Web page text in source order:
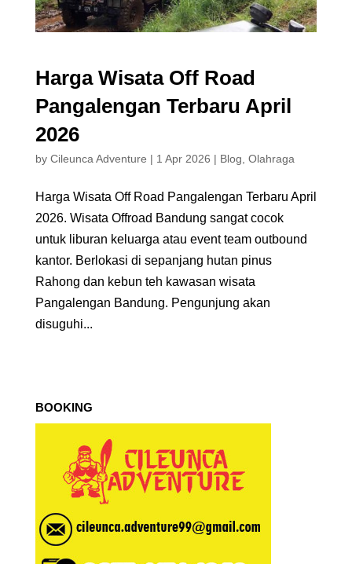
Harga Wisata Off Road
Pangalengan Terbaru April
2026
by Cileunca Adventure | 1 Apr 2026 | Blog Olahraga
Harga Wisata Off Road Pangalengan Terbaru April
2026. Wisata Offroad Bandung sangat cocok
untuk liburan keluarga atau event team outbound
kantor. Berlokasi di sepanjang hutan pinus
Rahong dan kebun teh kawasan wisata
Pangalengan Bandung. Pengunjung akan
disuguhi...
BOOKING